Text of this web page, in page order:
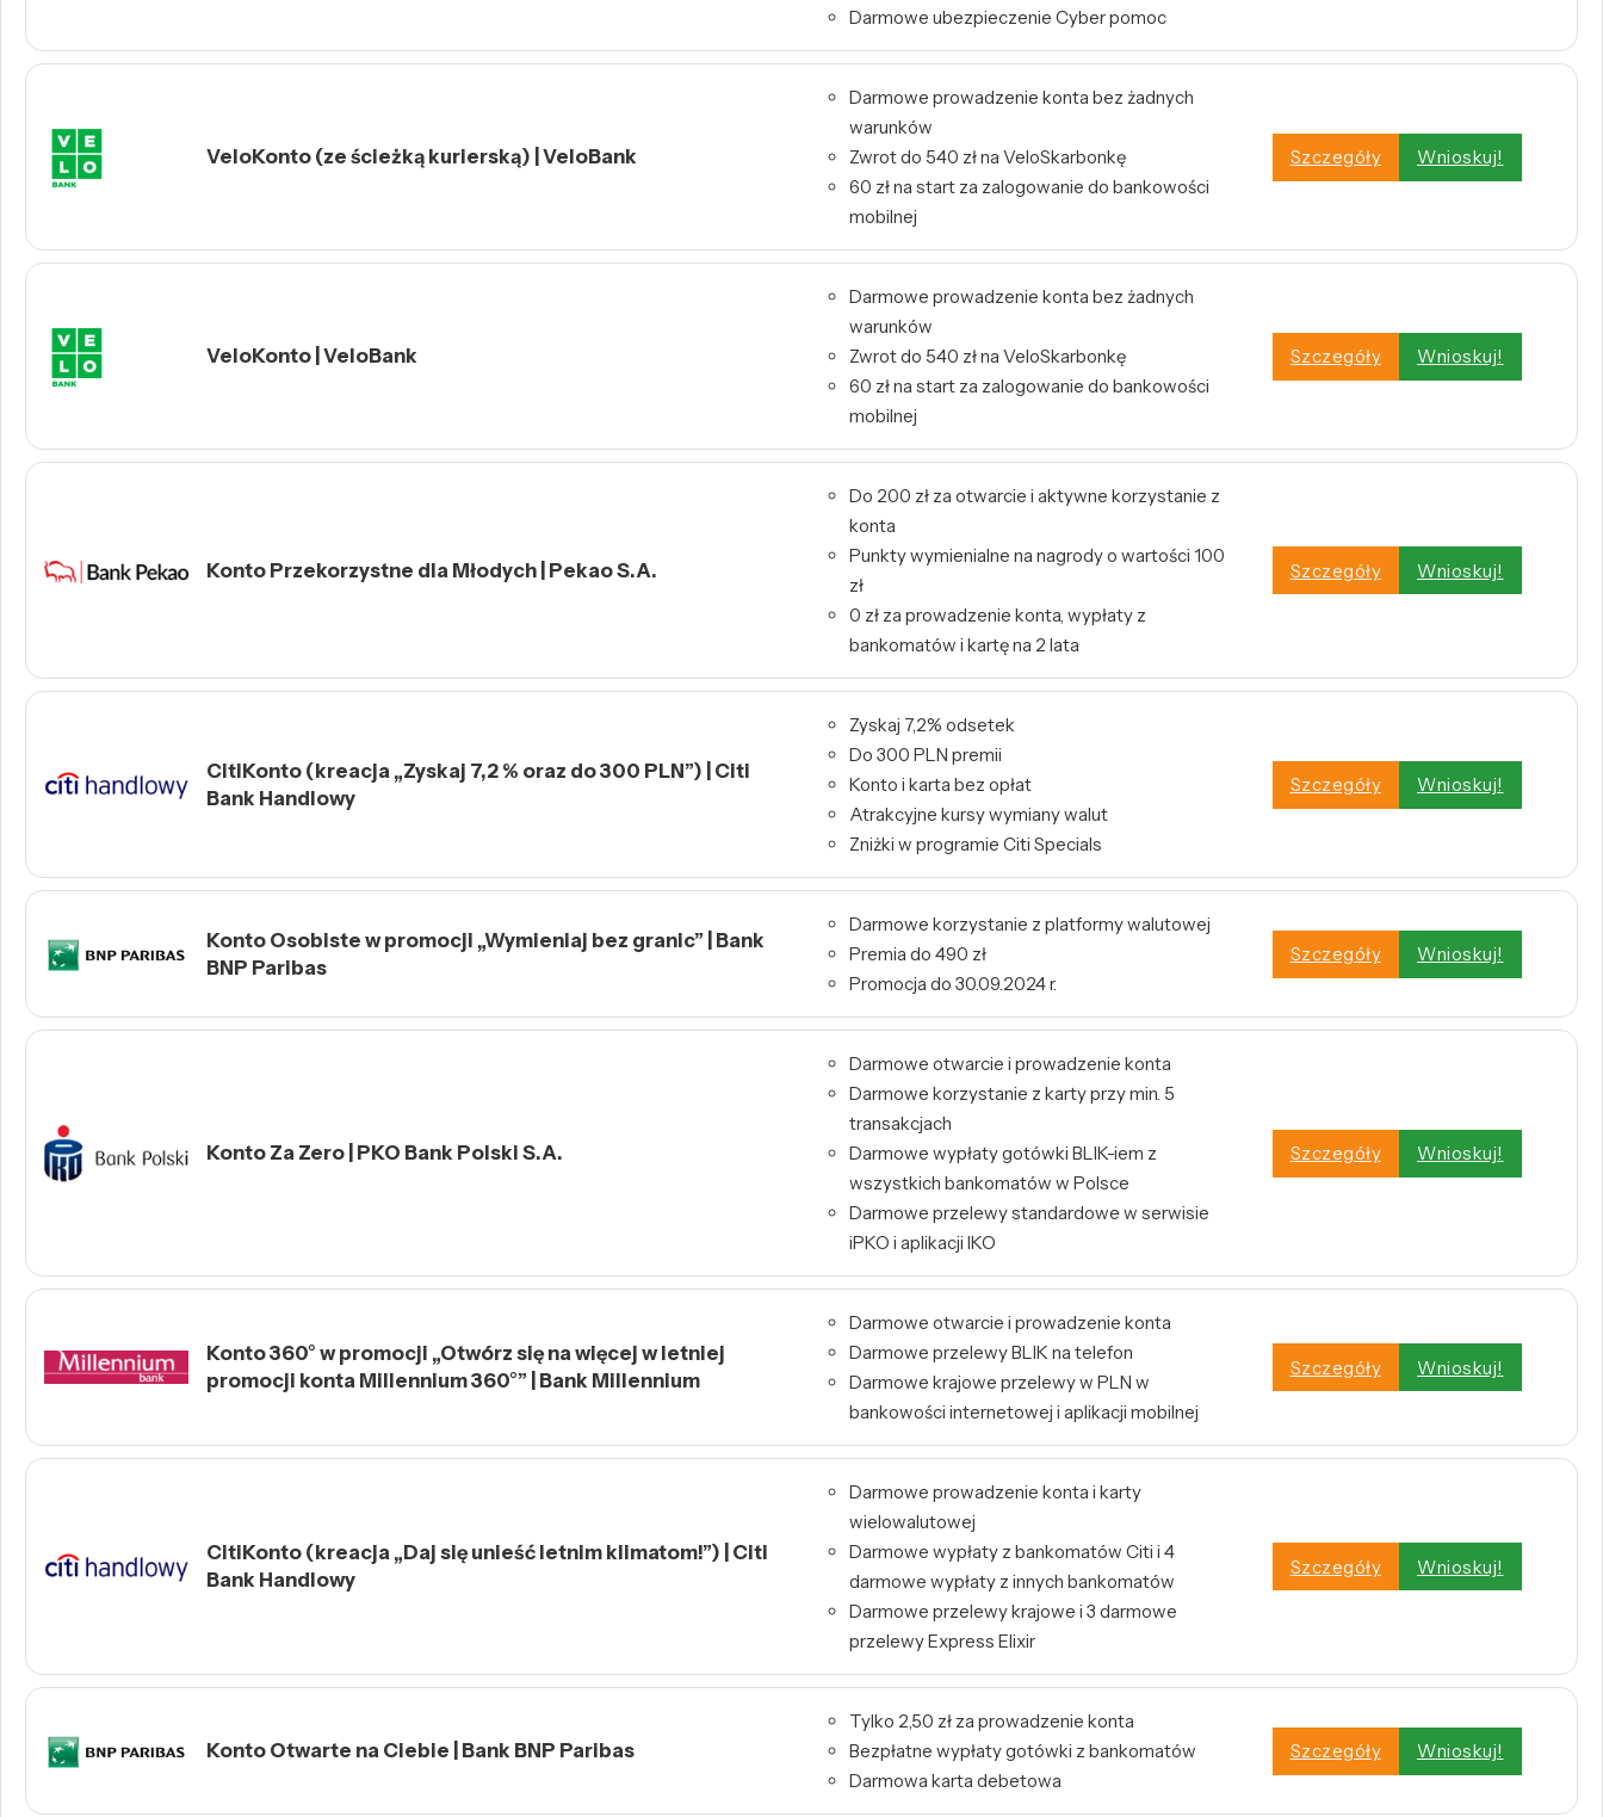
Darmowe ubezpieczenie Cyber pomoc
VeloKonto (ze ścieżką kurierską) | VeloBank
Darmowe prowadzenie konta bez żadnych
warunków
Zwrot do 540 zł na VeloSkarbonkę
60 zł na start za zalogowanie do bankowości
mobilnej
Szczegóły Wnioskuj!
VeloKonto | VeloBank
Darmowe prowadzenie konta bez żadnych
warunków
Zwrot do 540 zł na VeloSkarbonkę
60 zł na start za zalogowanie do bankowości
mobilnej
Szczegóły Wnioskuj!
Konto Przekorzystne dla Młodych | Pekao S.A.
Do 200 zł za otwarcie i aktywne korzystanie z
konta
Punkty wymienialne na nagrody o wartości 100
zł
0 zł za prowadzenie konta, wypłaty z
bankomatów i kartę na 2 lata
Szczegóły Wnioskuj!
CitiKonto (kreacja „Zyskaj 7,2 % oraz do 300 PLN”) | Citi
Bank Handlowy
Zyskaj 7,2% odsetek
Do 300 PLN premii
Konto i karta bez opłat
Atrakcyjne kursy wymiany walut
Zniżki w programie Citi Specials
Szczegóły Wnioskuj!
Konto Osobiste w promocji „Wymieniaj bez granic” | Bank
BNP Paribas
Darmowe korzystanie z platformy walutowej
Premia do 490 zł
Promocja do 30.09.2024 r.
Szczegóły Wnioskuj!
Konto Za Zero | PKO Bank Polski S.A.
Darmowe otwarcie i prowadzenie konta
Darmowe korzystanie z karty przy min. 5
transakcjach
Darmowe wypłaty gotówki BLIK-iem z
wszystkich bankomatów w Polsce
Darmowe przelewy standardowe w serwisie
iPKO i aplikacji IKO
Szczegóły Wnioskuj!
Konto 360° w promocji „Otwórz się na więcej w letniej
promocji konta Millennium 360°” | Bank Millennium
Darmowe otwarcie i prowadzenie konta
Darmowe przelewy BLIK na telefon
Darmowe krajowe przelewy w PLN w
bankowości internetowej i aplikacji mobilnej
Szczegóły Wnioskuj!
CitiKonto (kreacja „Daj się unieść letnim klimatom!”) | Citi
Bank Handlowy
Darmowe prowadzenie konta i karty
wielowalutowej
Darmowe wypłaty z bankomatów Citi i 4
darmowe wypłaty z innych bankomatów
Darmowe przelewy krajowe i 3 darmowe
przelewy Express Elixir
Szczegóły Wnioskuj!
Konto Otwarte na Ciebie | Bank BNP Paribas
Tylko 2,50 zł za prowadzenie konta
Bezpłatne wypłaty gotówki z bankomatów
Darmowa karta debetowa
Szczegóły Wnioskuj!